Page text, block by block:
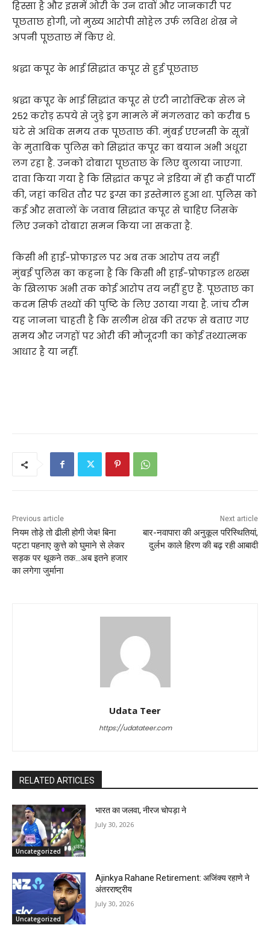
हिस्सा है और इसमें ओरी के उन दावों और जानकारी पर
पूछताछ होगी, जो मुख्य आरोपी सोहेल उर्फ लविश शेख ने
अपनी पूछताछ में किए थे.
श्रद्धा कपूर के भाई सिद्धांत कपूर से हुई पूछताछ
श्रद्धा कपूर के भाई सिद्धांत कपूर से एंटी नारोक्टिक सेल ने
252 करोड़ रुपये से जुड़े ड्रग मामले में मंगलवार को करीब 5
घंटे से अधिक समय तक पूछताछ की. मुंबई एएनसी के सूत्रों
के मुताबिक पुलिस को सिद्धांत कपूर का बयान अभी अधूरा
लग रहा है. उनको दोबारा पूछताछ के लिए बुलाया जाएगा.
दावा किया गया है कि सिद्धांत कपूर ने इंडिया में ही कहीं पार्टी
की, जहां कथित तौर पर ड्रग्स का इस्तेमाल हुआ था. पुलिस को
कई और सवालों के जवाब सिद्धांत कपूर से चाहिए जिसके
लिए उनको दोबारा समन किया जा सकता है.
किसी भी हाई-प्रोफाइल पर अब तक आरोप तय नहीं
मुंबई पुलिस का कहना है कि किसी भी हाई-प्रोफाइल शख्स
के खिलाफ अभी तक कोई आरोप तय नहीं हुए हैं. पूछताछ का
कदम सिर्फ तथ्यों की पुष्टि के लिए उठाया गया है. जांच टीम
यह जानना चाहती है कि सलीम शेख की तरफ से बताए गए
समय और जगहों पर ओरी की मौजूदगी का कोई तथ्यात्मक
आधार है या नहीं.
Previous article
नियम तोड़े तो ढीली होगी जेब! बिना
पट्टा पहनाए कुत्ते को घुमाने से लेकर
सड़क पर थूकने तक…अब इतने हजार
का लगेगा जुर्माना
Next article
बार-नवापारा की अनुकूल परिस्थितियां,
दुर्लभ काले हिरण की बढ़ रही आबादी
Udata Teer
https://udatateer.com
RELATED ARTICLES
Uncategorized
भारत का जलवा, नीरज चोपड़ा ने
July 30, 2026
Uncategorized
Ajinkya Rahane Retirement: अजिंक्य रहाणे ने
अंतरराष्ट्रीय
July 30, 2026